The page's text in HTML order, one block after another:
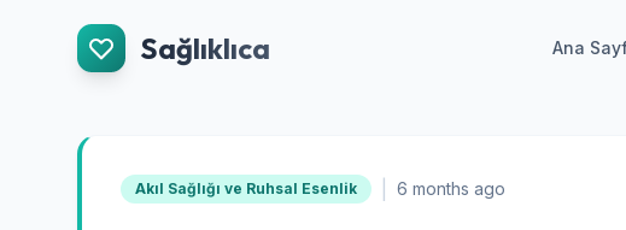
İçeriğe Git
Sağlıklıca Ana
Akıl Sağlığı ve Ruhsal Esenlik 6 months ago